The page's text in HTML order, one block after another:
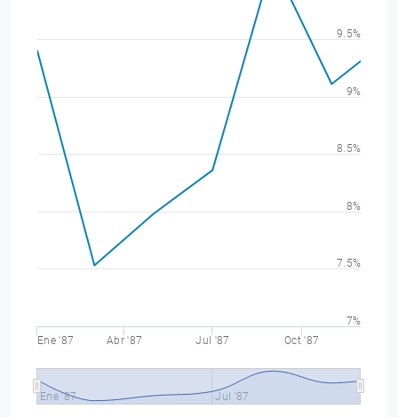
Ene '87 Abr '87 Jul '87 Oct '87
Ene '87 Jul '87
7%
7.5%
8%
8.5%
9%
9.5%